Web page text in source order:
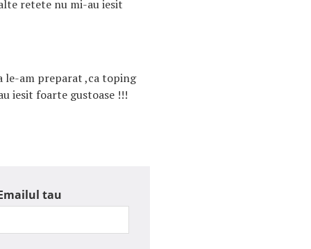
retete nu mi-au iesit
le-am preparat ,ca toping
iesit foarte gustoase !!!
tau